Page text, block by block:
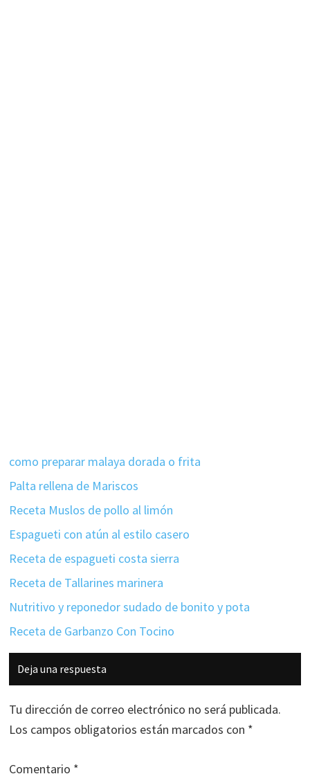
como preparar malaya dorada o frita
Palta rellena de Mariscos
Receta Muslos de pollo al limón
Espagueti con atún al estilo casero
Receta de espagueti costa sierra
Receta de Tallarines marinera
Nutritivo y reponedor sudado de bonito y pota
Receta de Garbanzo Con Tocino
Interacciones
con
los
lectores
Deja una respuesta
Tu dirección de correo electrónico no será publicada.
Los campos obligatorios están marcados con *
Comentario *